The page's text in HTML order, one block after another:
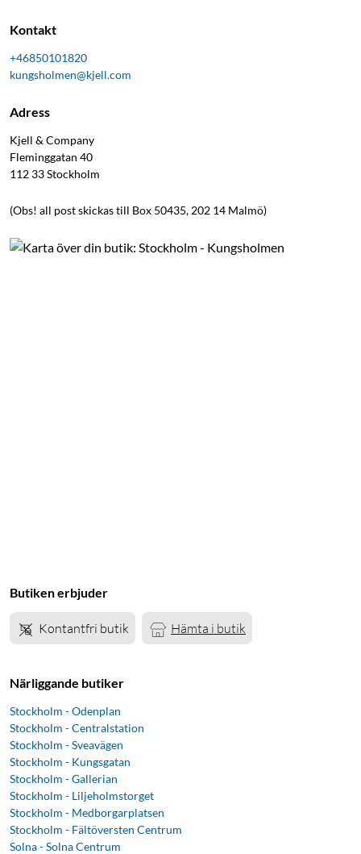
Kontakt
+46850101820
kungsholmen@kjell.com
Adress
Kjell & Company
Fleminggatan 40
112 33Stockholm
(Obs! all post skickas till Box 50435, 202 14 Malmö)
Butiken erbjuder
Kontantfri butik Hämta i butik
Närliggande butiker
Stockholm - Odenplan
Stockholm - Centralstation
Stockholm - Sveavägen
Stockholm - Kungsgatan
Stockholm - Gallerian
Stockholm - Liljeholmstorget
Stockholm - Medborgarplatsen
Stockholm - Fältöversten Centrum
Solna - Solna Centrum